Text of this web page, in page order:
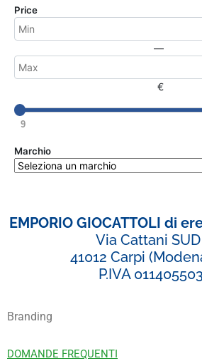
Price
—
€
9
Marchio
EMPORIO GIOCATTOLI di
Via Cattani SUD
41012 Carpi
P.IVA
Branding
DOMANDE FREQUENTI